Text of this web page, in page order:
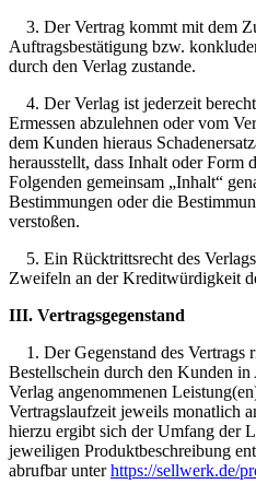
3. Der Vertrag kommt mit dem
Auftragsbestätigung bzw.
durch den Verlag zustande.
4. Der Verlag ist jederzeit
Ermessen abzulehnen oder vom
dem Kunden hieraus
herausstellt, dass Inhalt oder Form
Folgenden gemeinsam „Inhalt“
Bestimmungen oder die
verstoßen.
5. Ein Rücktrittsrecht des
Zweifeln an der Kreditwürdigkeit
III. Vertragsgegenstand
1. Der Gegenstand des Vertrags
Bestellschein durch den Kunden
Verlag angenommenen
Vertragslaufzeit jeweils monatlich
hierzu ergibt sich der Umfang der
jeweiligen Produktbeschreibung
abrufbar unterhttps://sellwerk.de/